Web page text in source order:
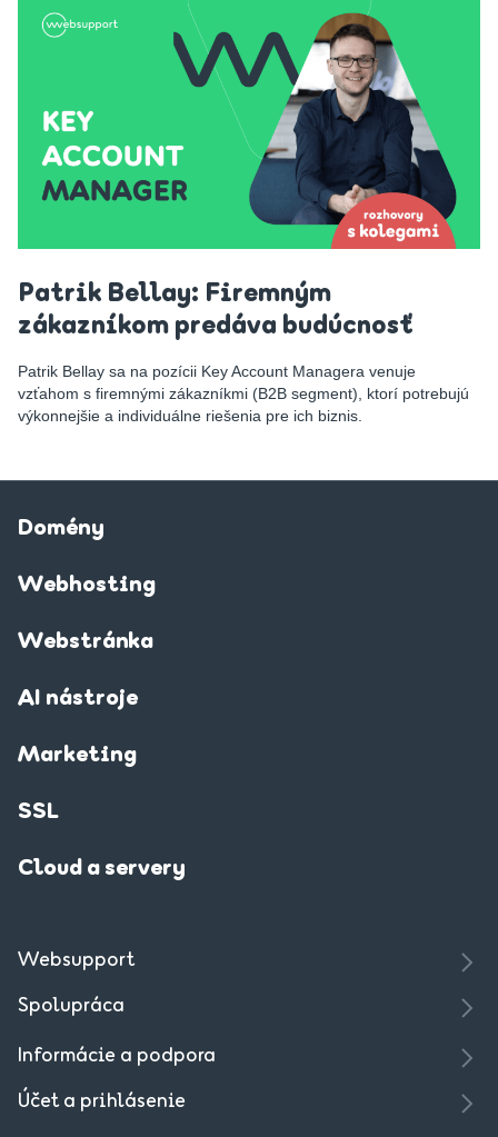
Patrik Bellay: Firemným
zákazníkom predáva budúcnosť
Patrik Bellay sa na pozícii Key Account Managera venuje
vzťahom s firemnými zákazníkmi (B2B segment), ktorí potrebujú
výkonnejšie a individuálne riešenia pre ich biznis.
Domény
Webhosting
Webstránka
AI nástroje
Marketing
SSL
Cloud a servery
Websupport
Spolupráca
Informácie a podpora
Účet a prihlásenie